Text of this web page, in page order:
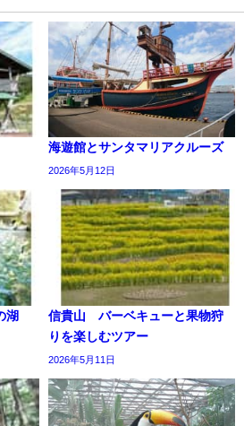
海遊館とサンタマリアクルーズ
2026年5月12日
湖
信貴山 バーベキューと果物狩
りを楽しむツアー
2026年5月11日